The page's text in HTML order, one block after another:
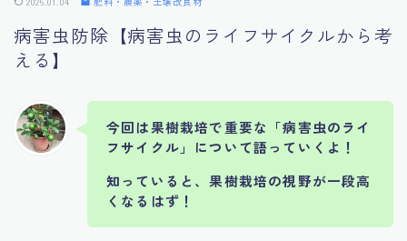
栽培ぶろぐ
おススメアイテム
お問い合わせ
病害虫防除【病害虫のライフサイクルから考
える】
今回は果樹栽培で重要な「病害虫のライ
フサイクル」について語っていくよ！
知っていると、果樹栽培の視野が一段高
くなるはず！